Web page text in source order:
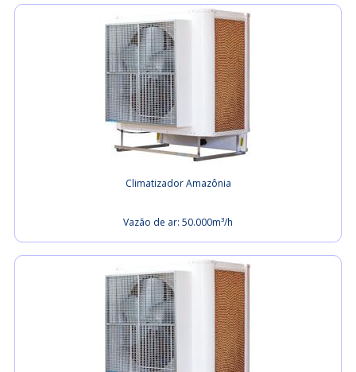
Climatizador Amazônia
Vazão de ar: 50.000m³/h